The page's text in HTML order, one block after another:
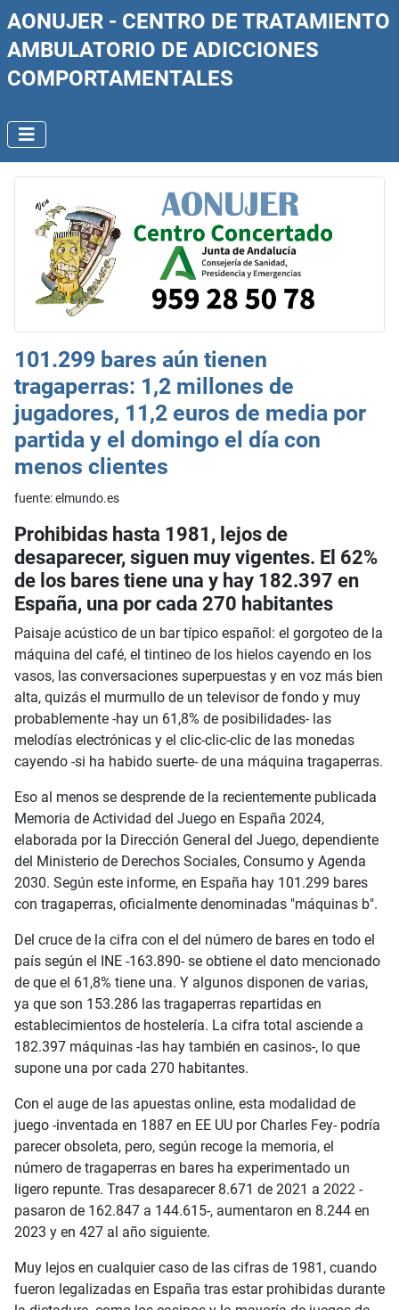
AONUJER - CENTRO DE TRATAMIENTO
AMBULATORIO DE ADICCIONES
COMPORTAMENTALES
101.299 bares aún tienen
tragaperras: 1,2 millones de
jugadores, 11,2 euros de media por
partida y el domingo el día con
menos clientes
fuente: elmundo.es
Prohibidas hasta 1981, lejos de
desaparecer, siguen muy vigentes. El 62%
de los bares tiene una y hay 182.397 en
España, una por cada 270 habitantes
Paisaje acústico de un bar típico español: el gorgoteo de la
máquina del café, el tintineo de los hielos cayendo en los
vasos, las conversaciones superpuestas y en voz más bien
alta, quizás el murmullo de un televisor de fondo y muy
probablemente -hay un 61,8% de posibilidades- las
melodías electrónicas y el clic-clic-clic de las monedas
cayendo -si ha habido suerte- de una máquina tragaperras.
Eso al menos se desprende de la recientemente publicada
Memoria de Actividad del Juego en España 2024,
elaborada por la Dirección General del Juego, dependiente
del Ministerio de Derechos Sociales, Consumo y Agenda
2030. Según este informe, en España hay 101.299 bares
con tragaperras, oficialmente denominadas "máquinas b".
Del cruce de la cifra con el del número de bares en todo el
país según el INE -163.890- se obtiene el dato mencionado
de que el 61,8% tiene una. Y algunos disponen de varias,
ya que son 153.286 las tragaperras repartidas en
establecimientos de hostelería. La cifra total asciende a
182.397 máquinas -las hay también en casinos-, lo que
supone una por cada 270 habitantes.
Con el auge de las apuestas online, esta modalidad de
juego -inventada en 1887 en EE UU por Charles Fey- podría
parecer obsoleta, pero, según recoge la memoria, el
número de tragaperras en bares ha experimentado un
ligero repunte. Tras desaparecer 8.671 de 2021 a 2022 -
pasaron de 162.847 a 144.615-, aumentaron en 8.244 en
2023 y en 427 al año siguiente.
Muy lejos en cualquier caso de las cifras de 1981, cuando
fueron legalizadas en España tras estar prohibidas durante